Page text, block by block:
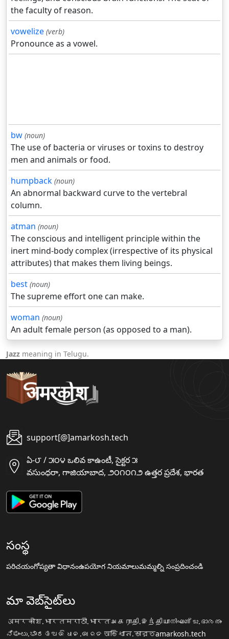
the faculty of reason.
vowelize (verb)
Pronounce as a vowel.
bw (noun)
The use of bacteria or viruses or toxins to destroy
men and animals or food.
humpback (noun)
An abnormal backward curve to the vertebral
column.
atman (noun)
The conscious and intelligent principle within the
inert mind-body complex (irrespective of its physical
attributes) that makes them living beings.
best (noun)
The supreme effort one can make.
woman (noun)
An adult female person (as opposed to a man).
Jazz meaning in Telugu.
support[@]amarkosh.tech
ఏ-౮ / ౫౦౪ ఒలివ కాఉంటీ, సైక్టర ౫
వసుంధరా, గాజియాబాద, ౨౦౧౦౧౨ ఉత్తర ప్రదేశ, భారత
సంస్థ
పరిచయంగోప్యతా విధానంఉపయోగ నియమాలుమమ్మల్ని సంప్రదించండి
మా వెబ్‌సైట్‌లు
अमरकोश.भारतमराठी.भारतஅகராதி.இந்தியாനിഘണ്ടു.ഭാരതം
ನಿಘಂಟು.ಭಾರತ ଅଭିଧାନ.ଭାରତ অভিধান.ভারতamarkosh.tech